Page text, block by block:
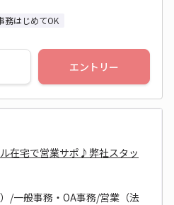
務はじめてOK
エントリー
在宅で営業サポ♪弊社スタッ
/一般事務・OA事務/営業（法